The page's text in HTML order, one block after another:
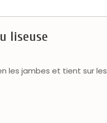
liseuse
les jambes et tient sur les